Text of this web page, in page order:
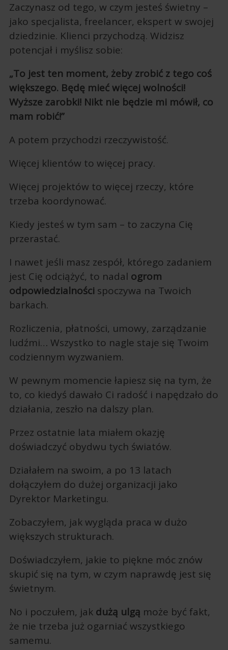
Zaczynasz od tego, w czym jesteś świetny –
jako specjalista, freelancer, ekspert w swojej
dziedzinie. Klienci przychodzą. Widzisz
potencjał i myślisz sobie:
„To jest ten moment, żeby zrobić z tego coś
większego. Będę mieć więcej wolności!
Wyższe zarobki! Nikt nie będzie mi mówił, co
mam robić!”
A potem przychodzi rzeczywistość.
Więcej klientów to więcej pracy.
Więcej projektów to więcej rzeczy, które
trzeba koordynować.
Kiedy jesteś w tym sam – to zaczyna Cię
przerastać.
I nawet jeśli masz zespół, którego zadaniem
jest Cię odciążyć, to nadal ogrom
odpowiedzialności spoczywa na Twoich
barkach.
Rozliczenia, płatności, umowy, zarządzanie
ludźmi… Wszystko to nagle staje się Twoim
codziennym wyzwaniem.
W pewnym momencie łapiesz się na tym, że
to, co kiedyś dawało Ci radość i napędzało do
działania, zeszło na dalszy plan.
Przez ostatnie lata miałem okazję
doświadczyć obydwu tych światów.
Działałem na swoim, a po 13 latach
dołączyłem do dużej organizacji jako
Dyrektor Marketingu.
Zobaczyłem, jak wygląda praca w dużo
większych strukturach.
Doświadczyłem, jakie to piękne móc znów
skupić się na tym, w czym naprawdę jest się
świetnym.
No i poczułem, jak dużą ulgą może być fakt,
że nie trzeba już ogarniać wszystkiego
samemu.